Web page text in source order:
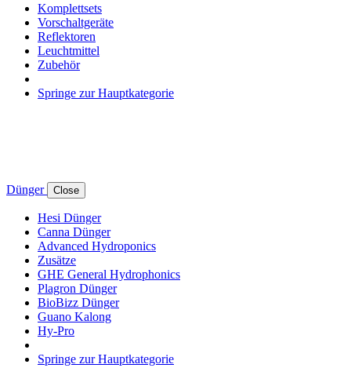
Komplettsets
Vorschaltgeräte
Reflektoren
Leuchtmittel
Zubehör
Springe zur Hauptkategorie
Dünger Close
Hesi Dünger
Canna Dünger
Advanced Hydroponics
Zusätze
GHE General Hydrophonics
Plagron Dünger
BioBizz Dünger
Guano Kalong
Hy-Pro
Springe zur Hauptkategorie